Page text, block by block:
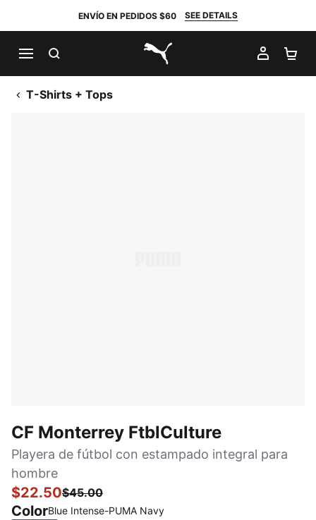
ENVÍO EN PEDIDOS $60 SEE DETAILS
PUMA.com
MI
T-Shirts + Tops
CF Monterrey FtblCulture
Playera de fútbol con estampado integral para
hombre
$22.50$45.00
ColorBlue Intense-PUMA Navy